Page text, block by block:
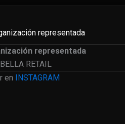
representada
representada
RETAIL
en INSTAGRAM